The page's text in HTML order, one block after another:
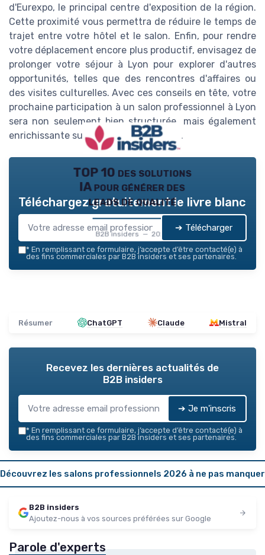
d'Eurexpo, le principal centre d'exposition de la région.
Cette proximité vous permettra de réduire le temps de
trajet entre votre hôtel et le salon. Enfin, pour rendre
votre déplacement encore plus productif, envisagez de
prolonger votre séjour à Lyon pour explorer d'autres
opportunités, telles que des rencontres d'affaires ou
des visites culturelles. Avec ces conseils en tête, votre
prochaine participation à un salon professionnel à Lyon
sera non seulement bien structurée, mais également
enrichissante sur le plan professionnel.
TOP 10 des solutions
IA pour générer des
leads de qualité
B2B insiders — 2026
Téléchargez gratuitement le livre blanc
➔ Télécharger
* En remplissant ce formulaire, j’accepte d’être contacté(e) à
des fins commerciales par B2B insiders et ses partenaires.
Résumer ChatGPT Claude Mistral
Recevez les dernières actualités de
B2B insiders
➔ Je m'inscris
* En remplissant ce formulaire, j’accepte d’être contacté(e) à
des fins commerciales par B2B insiders et ses partenaires.
Découvrez les salons professionnels 2026 à ne pas manquer
B2B insiders
Ajoutez-nous à vos sources préférées sur Google
Parole d'experts